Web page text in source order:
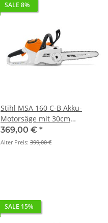
SALE 8%
Stihl MSA 160 C-B Akku-
Motorsäge mit 30cm
(Grundgerät)
369,00 € *
Alter Preis: 399,00 €
SALE 15%